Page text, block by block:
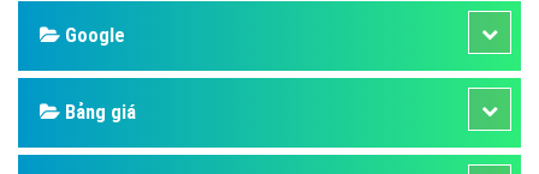
Google
Bảng giá